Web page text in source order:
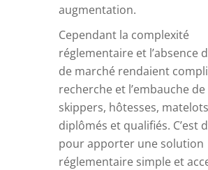
augmentation.
Cependant la complexité
réglementaire et l’absence
de marché rendaient
recherche et l’embauche de
skippers, hôtesses,
diplômés et qualifiés. C’est
pour apporter une solution
réglementaire simple et